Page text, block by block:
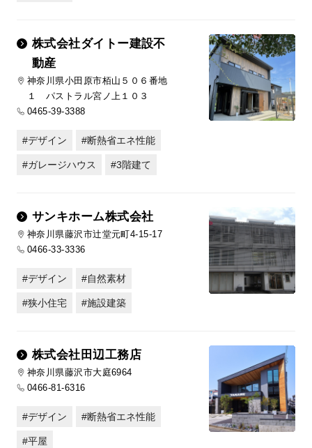
株式会社ダイトー建設不
動産
神奈川県小田原市栢山５０６番地
１ パストラル宮ノ上１０３
0465-39-3388
デザイン 断熱省エネ性能
ガレージハウス 3階建て
サンキホーム株式会社
神奈川県藤沢市辻堂元町4-15-17
0466-33-3336
デザイン 自然素材
狭小住宅 施設建築
株式会社田辺工務店
神奈川県藤沢市大庭6964
0466-81-6316
デザイン 断熱省エネ性能
平屋